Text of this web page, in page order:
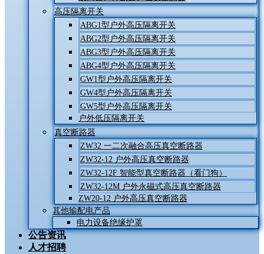
高压隔离开关
ABG1型户外高压隔离开关
ABG2型户外高压隔离开关
ABG3型户外高压隔离开关
ABG4型户外高压隔离开关
GW1型户外高压隔离开关
GW4型户外高压隔离开关
GW5型户外高压隔离开关
户外低压隔离开关
真空断路器
ZW32 一二次融合高压真空断路器
ZW32-12 户外高压真空断路器
ZW32-12F 智能型真空断路器（看门狗）
ZW32-12M 户外永磁式高压真空断路器
ZW20-12 户外高压真空断路器
其他输配电产品
电力设备绝缘护罩
公告资讯
人才招聘